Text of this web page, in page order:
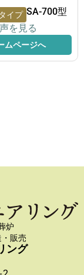
イプ SA-700型
を見る
ムページへ
炉
販売
ング